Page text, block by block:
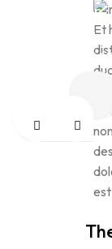
Location :
ENVANTOEt